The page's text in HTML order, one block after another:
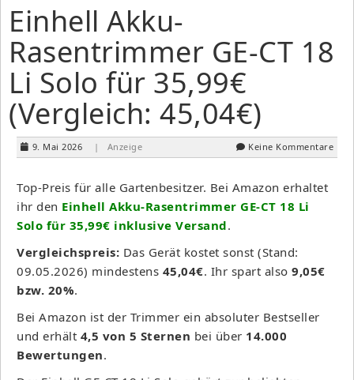
Einhell Akku-
Rasentrimmer GE-CT 18
Li Solo für 35,99€
(Vergleich: 45,04€)
9. Mai 2026 | Anzeige Keine Kommentare
Top-Preis für alle Gartenbesitzer. Bei Amazon erhaltet
ihr den Einhell Akku-Rasentrimmer GE-CT 18 Li
Solo für 35,99€ inklusive Versand.
Vergleichspreis: Das Gerät kostet sonst (Stand:
09.05.2026) mindestens 45,04€. Ihr spart also 9,05€
bzw. 20%.
Bei Amazon ist der Trimmer ein absoluter Bestseller
und erhält 4,5 von 5 Sternen bei über 14.000
Bewertungen.